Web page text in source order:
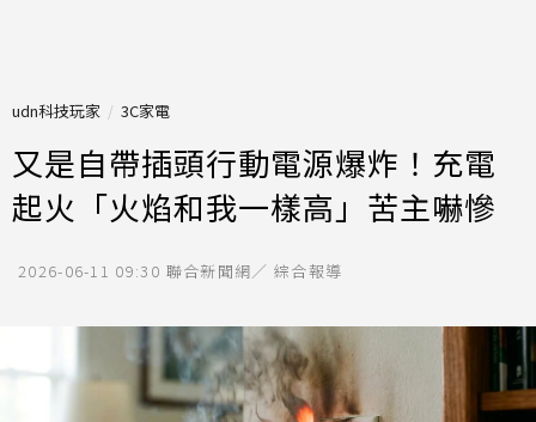
udn科技玩家 3C家電
又是自帶插頭行動電源爆炸！充電
起火「火焰和我一樣高」苦主嚇慘
2026-06-11 09:30 聯合新聞網／ 綜合報導